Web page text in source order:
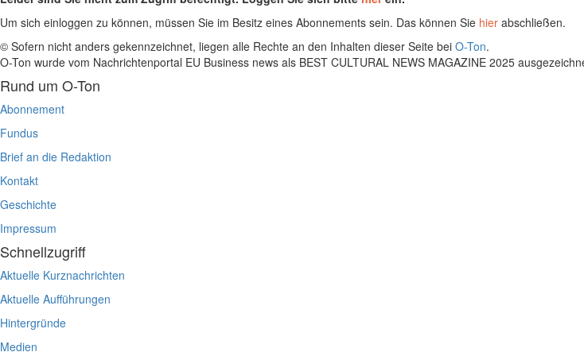
Um sich einloggen zu können, müssen Sie im Besitz eines Abonnements sein. Das können Sie hier abschließen.
© Sofern nicht anders gekennzeichnet, liegen alle Rechte an den Inhalten dieser Seite bei O-Ton.
O-Ton wurde vom Nachrichtenportal EU Business news als BEST CULTURAL NEWS MAGAZINE 2025
Rund um O-Ton
Abonnement
Fundus
Brief an die Redaktion
Kontakt
Geschichte
Impressum
Schnellzugriff
Aktuelle Kurznachrichten
Aktuelle Aufführungen
Hintergründe
Medien